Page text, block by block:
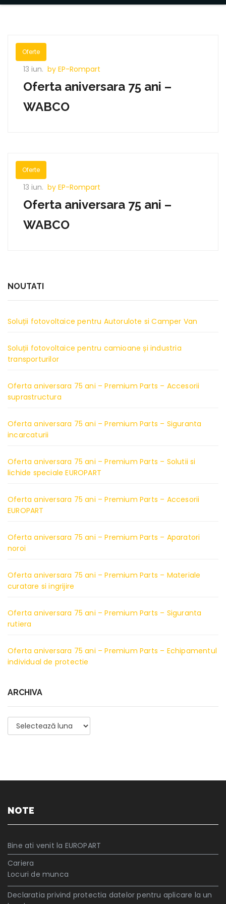
Oferte
13 iun. by EP-Rompart
Oferta aniversara 75 ani –
WABCO
Oferte
13 iun. by EP-Rompart
Oferta aniversara 75 ani –
WABCO
NOUTATI
Soluții fotovoltaice pentru Autorulote si Camper Van
Soluții fotovoltaice pentru camioane și industria
transporturilor
Oferta aniversara 75 ani – Premium Parts – Accesorii
suprastructura
Oferta aniversara 75 ani – Premium Parts – Siguranta
incarcaturii
Oferta aniversara 75 ani – Premium Parts – Solutii si
lichide speciale EUROPART
Oferta aniversara 75 ani – Premium Parts – Accesorii
EUROPART
Oferta aniversara 75 ani – Premium Parts – Aparatori
noroi
Oferta aniversara 75 ani – Premium Parts – Materiale
curatare si ingrijire
Oferta aniversara 75 ani – Premium Parts – Siguranta
rutiera
Oferta aniversara 75 ani – Premium Parts – Echipamentul
individual de protectie
ARCHIVA
Archiva
NOTE
Bine ati venit la EUROPART
Cariera
Locuri de munca
Declaratia privind protectia datelor pentru aplicare la un